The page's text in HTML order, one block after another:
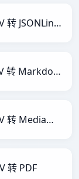
CSV 转 JSONLines
CSV 转 Markdown
CSV 转 MediaWiki
转 PDF